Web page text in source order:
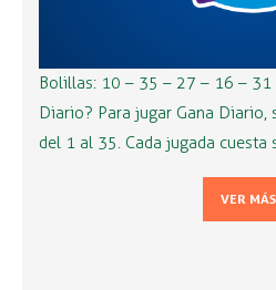
Bolillas: 10 – 35 – 27 – 16 – 31
Diario? Para jugar Gana Diario,
del 1 al 35. Cada jugada cuesta
VER MÁS